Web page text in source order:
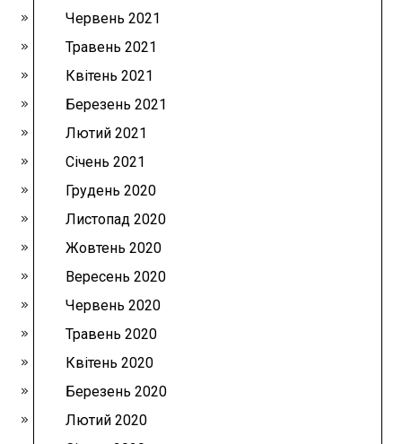
Червень 2021
Травень 2021
Квітень 2021
Березень 2021
Лютий 2021
Січень 2021
Грудень 2020
Листопад 2020
Жовтень 2020
Вересень 2020
Червень 2020
Травень 2020
Квітень 2020
Березень 2020
Лютий 2020